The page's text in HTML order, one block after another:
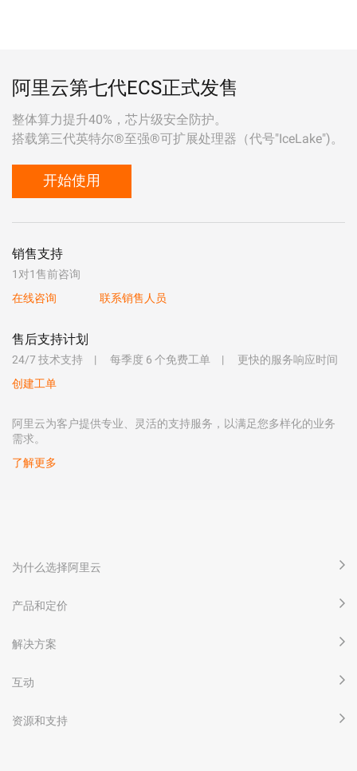
阿里云第七代ECS正式发售
整体算力提升40%，芯片级安全防护。
搭载第三代英特尔®至强®可扩展处理器（代号"IceLake")。
开始使用
销售支持
1对1售前咨询
在线咨询
联系销售人员
售后支持计划
24/7 技术支持 每季度 6 个免费工单
更快的服务响应时间
创建工单
阿里云为客户提供专业、灵活的支持服务，以满足您多样化的业务
需求。
了解更多
为什么选择阿里云
产品和定价
解决方案
互动
资源和支持